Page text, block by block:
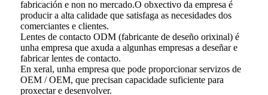
fabricación e non no mercado.O obxectivo da empresa é
producir a alta calidade que satisfaga as necesidades dos
comerciantes e clientes.
Lentes de contacto ODM (fabricante de deseño orixinal) é
unha empresa que axuda a algunhas empresas a deseñar e
fabricar lentes de contacto.
En xeral, unha empresa que pode proporcionar servizos de
OEM / OEM, que precisan capacidade suficiente para
proxectar e desenvolver.